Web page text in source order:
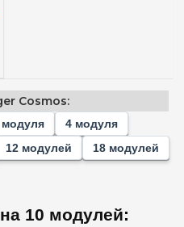
Cosmos:
модуля
4 модуля
12 модулей
18 модулей
10 модулей: